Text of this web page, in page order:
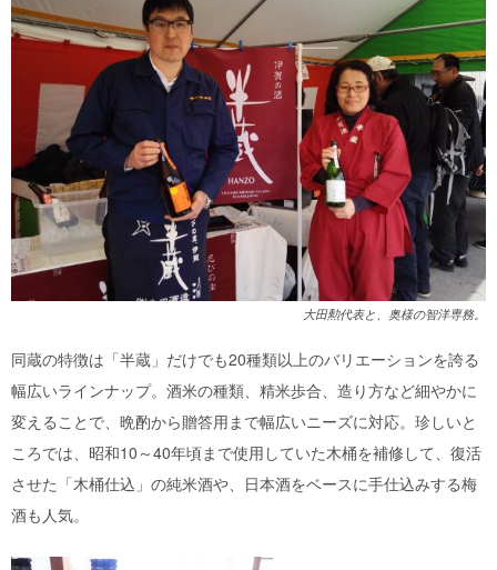
大田勲代表と、奥様の智洋専務。
同蔵の特徴は「半蔵」だけでも20種類以上のバリエーションを誇る
幅広いラインナップ。酒米の種類、精米歩合、造り方など細やかに
変えることで、晩酌から贈答用まで幅広いニーズに対応。珍しいと
ころでは、昭和10～40年頃まで使用していた木桶を補修して、復活
させた「木桶仕込」の純米酒や、日本酒をベースに手仕込みする梅
酒も人気。